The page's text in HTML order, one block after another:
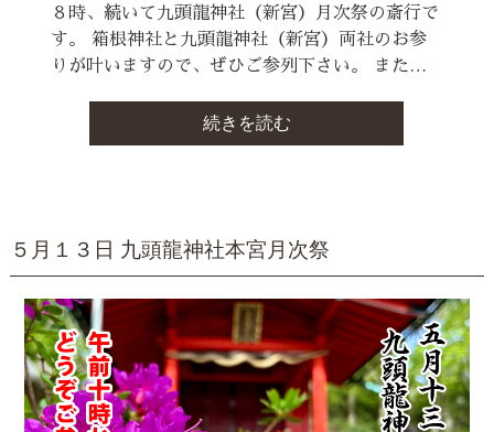
８時、続いて九頭龍神社（新宮）月次祭の斎行で
す。 箱根神社と九頭龍神社（新宮）両社のお参
りが叶いますので、ぜひご参列下さい。 また…
続きを読む
５月１３日 九頭龍神社本宮月次祭